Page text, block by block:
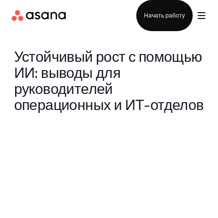
Начать работу
Устойчивый рост с помощью
ИИ: выводы для
руководителей
операционных и ИТ-отделов